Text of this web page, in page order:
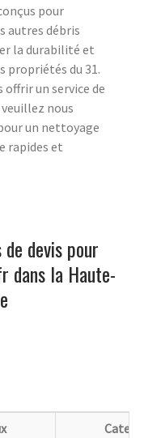
pour
autres débris
la durabilité et
propriétés du 31.
offrir un service de
nous
un nettoyage
rapides et
devis pour
dans la Haute-
Categorie